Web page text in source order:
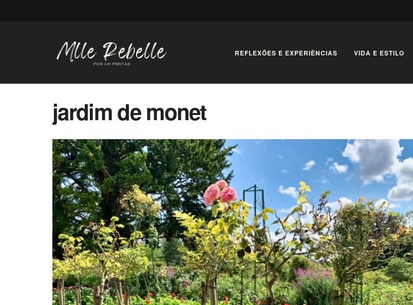
REFLEXÕES E EXPERIÊNCIAS VIDA E ESTILO
jardim de monet